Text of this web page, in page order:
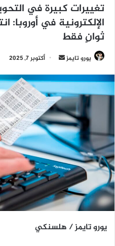
تغييرات كبيرة في
ثوانٍ فقط
يورو تايمز
أرسل
إلكترونيا
أكتوبر 7, 2025
يورو تايمز / هلسنكي